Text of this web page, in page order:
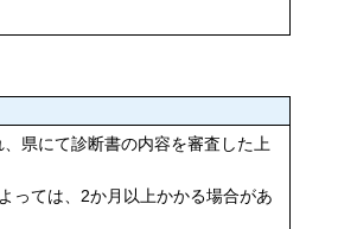
県にて診断書の内容を審査した上
っては、2か月以上かかる場合があ